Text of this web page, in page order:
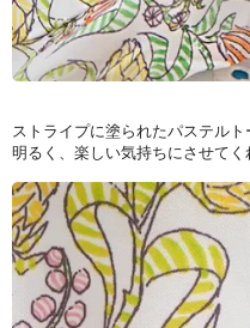
ストライプに塗られたパステルト
明るく、楽しい気持ちにさせてく